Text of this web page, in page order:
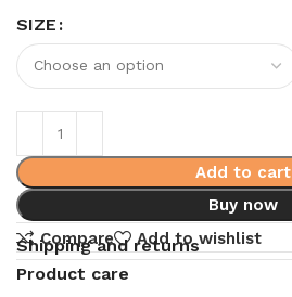
SIZE
Add to cart
Buy now
Compare
Add to wishlist
Shipping and returns
Product care